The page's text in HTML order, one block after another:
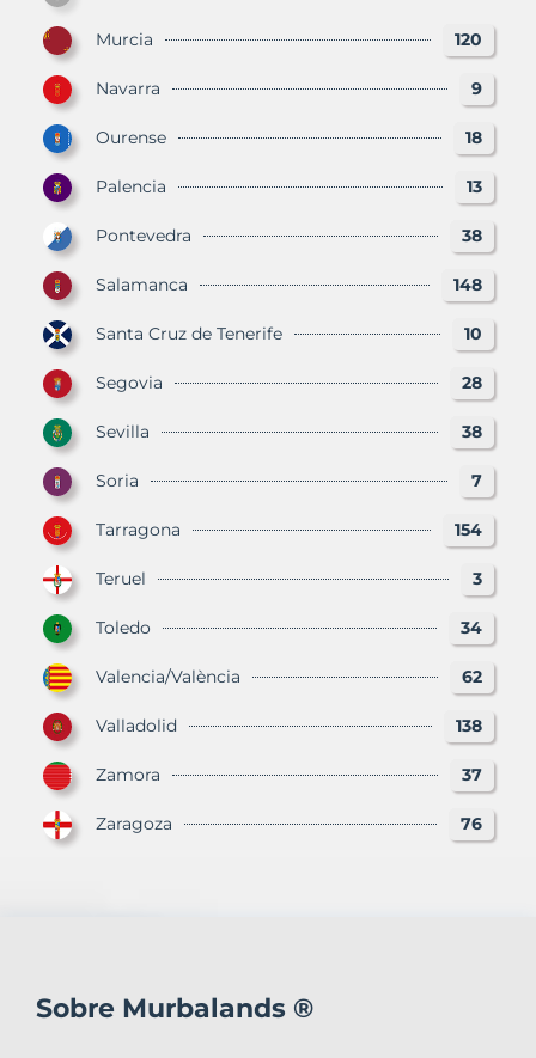
Murcia 120
Navarra 9
Ourense 18
Palencia 13
Pontevedra 38
Salamanca 148
Santa Cruz de Tenerife 10
Segovia 28
Sevilla 38
Soria 7
Tarragona 154
Teruel 3
Toledo 34
Valencia/València 62
Valladolid 138
Zamora 37
Zaragoza 76
Sobre Murbalands ®